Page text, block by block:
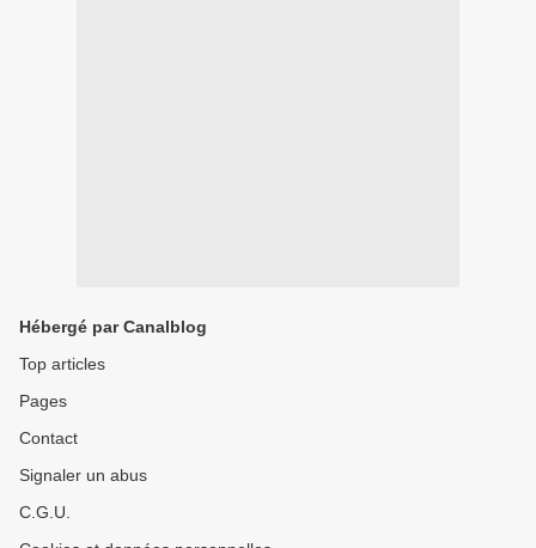
Hébergé par Canalblog
Top articles
Pages
Contact
Signaler un abus
C.G.U.